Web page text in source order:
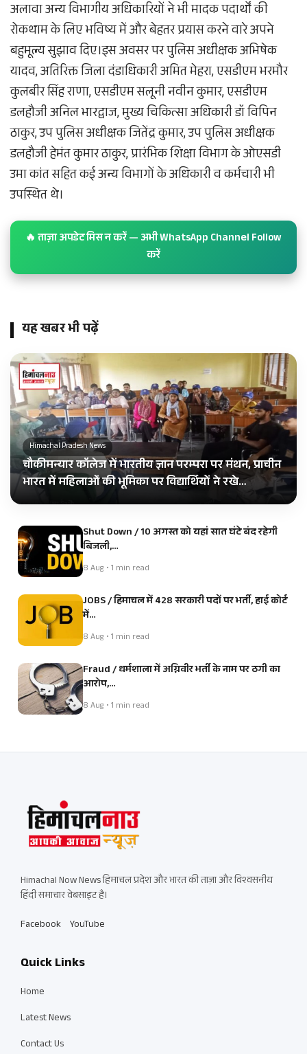
अलावा अन्य विभागीय अधिकारियों ने भी मादक पदार्थों की
रोकथाम के लिए भविष्य में और बेहतर प्रयास करने वारे अपने
बहुमूल्य सुझाव दिए।इस अवसर पर पुलिस अधीक्षक अभिषेक
यादव, अतिरिक्त जिला दंडाधिकारी अमित मेहरा, एसडीएम भरमौर
कुलबीर सिंह राणा, एसडीएम सलूनी नवीन कुमार, एसडीएम
डलहौजी अनिल भारद्वाज, मुख्य चिकित्सा अधिकारी डॉ विपिन
ठाकुर, उप पुलिस अधीक्षक जितेंद्र कुमार, उप पुलिस अधीक्षक
डलहौजी हेमंत कुमार ठाकुर, प्रारंभिक शिक्षा विभाग के ओएसडी
उमा कांत सहित कई अन्य विभागों के अधिकारी व कर्मचारी भी
उपस्थित थे।
🔥 ताज़ा अपडेट मिस न करें — अभी WhatsApp Channel Follow
करें
यह खबर भी पढ़ें
Himachal Pradesh News
चौकीमन्यार कॉलेज में भारतीय ज्ञान परम्परा पर मंथन, प्राचीन
भारत में महिलाओं की भूमिका पर विद्यार्थियों ने रखे…
Shut Down / 10 अगस्त को यहां सात घंटे बंद रहेगी
बिजली,…
8 Aug • 1 min read
JOBS / हिमाचल में 428 सरकारी पदों पर भर्ती, हाई कोर्ट
में…
8 Aug • 1 min read
Fraud / धर्मशाला में अग्निवीर भर्ती के नाम पर ठगी का
आरोप,…
8 Aug • 1 min read
Himachal Now News हिमाचल प्रदेश और भारत की ताज़ा और विश्वसनीय
हिंदी समाचार वेबसाइट है।
Facebook YouTube
Quick Links
Home
Latest News
Contact Us